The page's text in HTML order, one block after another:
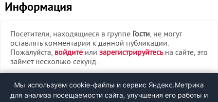
Информация
Посетители, находящиеся в группе Гости, не могут
оставлять комментарии к данной публикации.
Пожалуйста, войдите или зарегистрируйтесьна сайте, это
займет несколько секунд.
ВХОД
РЕГИСТРАЦИЯ
Мы используем cookie-файлы и сервис Яндекс.Метрика
для анализа посещаемости сайта, улучшения его работы и